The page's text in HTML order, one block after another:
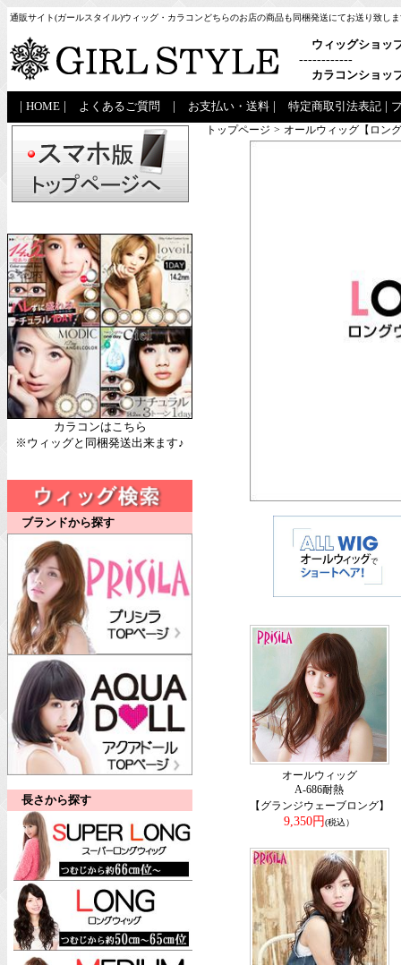
通販サイト(ガールスタイル)ウィッグ・カラコンどちらのお店の商品も同梱発送にてお送り致し
ウィッグショッ
------------
カラコンショッ
HOME よくあるご質問 お支払い・送料 特定商取引法表記
カラコンはこちら
※ウィッグと同梱発送出来ます♪
ブランドから探す
長さから探す
トップページ > オールウィッグ【ロン
オールウィッグ
A-686耐熱
【グランジウェーブロング】
9,350円(税込）